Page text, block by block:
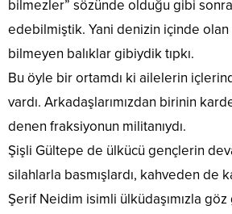
bilmezler” sözünde olduğu gibi
edebilmiştik. Yani denizin içinde
bilmeyen balıklar gibiydik tıpkı.
Bu öyle bir ortamdı ki ailelerin
vardı. Arkadaşlarımızdan birinin
denen fraksiyonun militanıydı.
Şişli Gültepe de ülkücü gençlerin
silahlarla basmışlardı, kahveden de
Şerif Neidim isimli ülküdaşımızla